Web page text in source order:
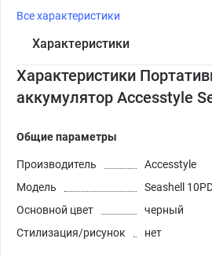
Все характеристики
Характеристики
Характеристики
аккумулятор Accesstyle
Общие параметры
Производитель
Accesstyle
Модель
Seashell
Основной цвет
черный
Стилизация/рисунок
нет